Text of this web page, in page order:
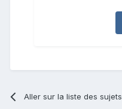
Aller sur la liste des sujets